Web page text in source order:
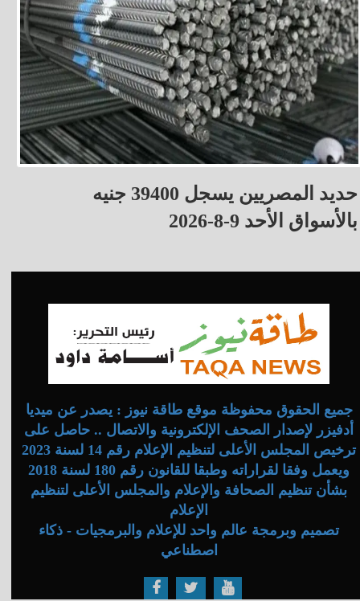
حديد المصريين يسجل 39400 جنيه
بالأسواق الأحد 9-8-2026
جميع الحقوق محفوظة موقع طاقة نيوز : يصدر عن ميديا
أدفيزر لإصدار الصحف الإلكترونية والاتصال .. حاصل على
ترخيص المجلس الأعلى لتنظيم الإعلام رقم 14 لسنة 2023
ويعمل وفقا لقراراته وطبقا للقانون رقم 180 لسنة 2018
بشأن تنظيم الصحافة والإعلام والمجلس الأعلى لتنظيم
الإعلام
تصميم وبرمجة عالم واحد للإعلام والبرمجيات - ذكاء
اصطناعي